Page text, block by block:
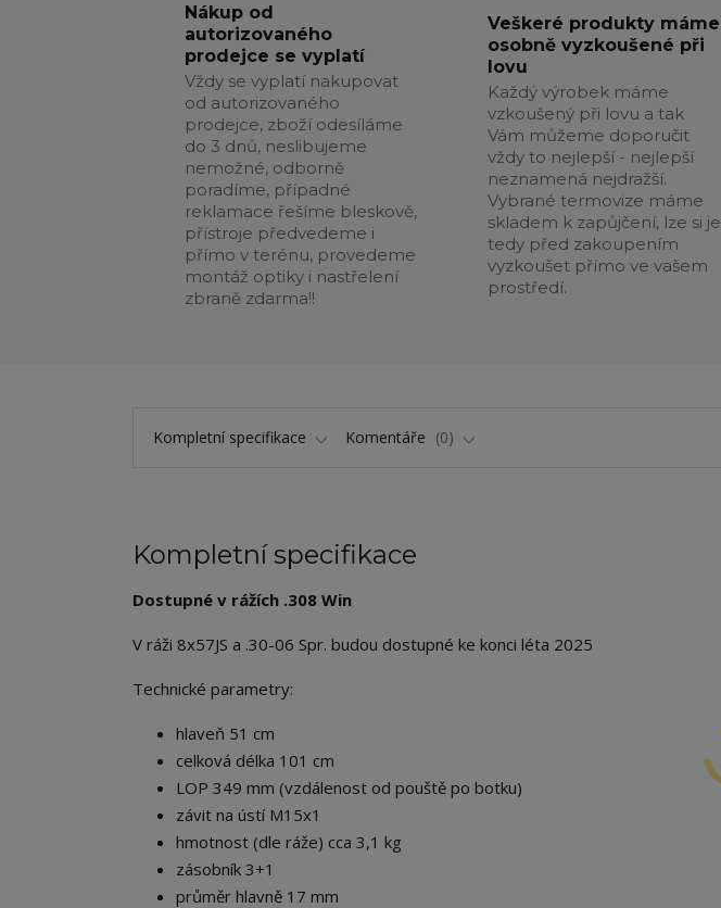
Nákup od
autorizovaného
prodejce se vyplatí
Vždy se vyplatí nakupovat
od autorizovaného
prodejce, zboží odesíláme
do 3 dnů, neslibujeme
nemožné, odborně
poradíme, případné
reklamace řešíme bleskově,
přístroje předvedeme i
přímo v terénu, provedeme
montáž optiky i nastřelení
zbraně zdarma!!
Veškeré produkty máme
osobně vyzkoušené při
lovu
Každý výrobek máme
vzkoušený při lovu a tak
Vám můžeme doporučit
vždy to nejlepší - nejlepší
neznamená nejdražší.
Vybrané termovize máme
skladem k zapůjčení, lze si je
tedy před zakoupením
vyzkoušet přímo ve vašem
prostředí.
Kompletní specifikace Komentáře 0
Kompletní specifikace
Dostupné v rážích .308 Win
V ráži 8x57JS a .30-06 Spr. budou dostupné ke konci léta 2025
Technické parametry:
hlaveň 51 cm
celková délka 101 cm
LOP 349 mm (vzdálenost od pouště po botku)
závit na ústí M15x1
hmotnost (dle ráže) cca 3,1 kg
zásobník 3+1
průměr hlavně 17 mm